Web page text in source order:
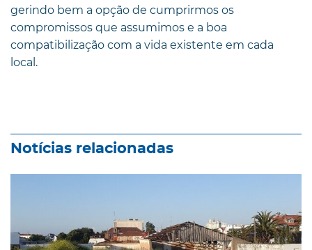
gerindo bem a opção de cumprirmos os
compromissos que assumimos e a boa
compatibilização com a vida existente em cada
local.
Notícias relacionadas